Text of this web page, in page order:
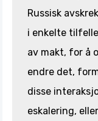
Russisk
i enkelte
av makt, for å
endre det,
disse
eskalering,